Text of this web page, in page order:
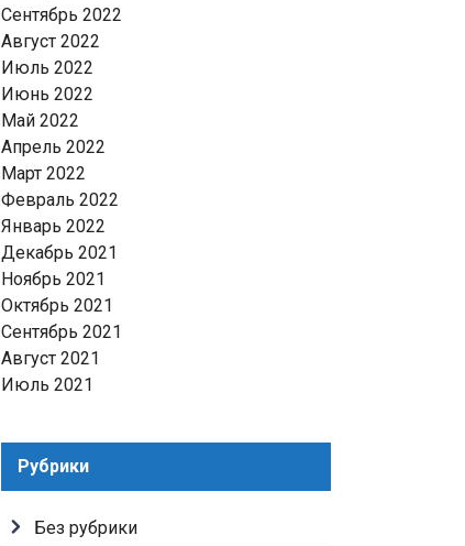
Сентябрь 2022
Август 2022
Июль 2022
Июнь 2022
Май 2022
Апрель 2022
Март 2022
Февраль 2022
Январь 2022
Декабрь 2021
Ноябрь 2021
Октябрь 2021
Сентябрь 2021
Август 2021
Июль 2021
Рубрики
Без рубрики